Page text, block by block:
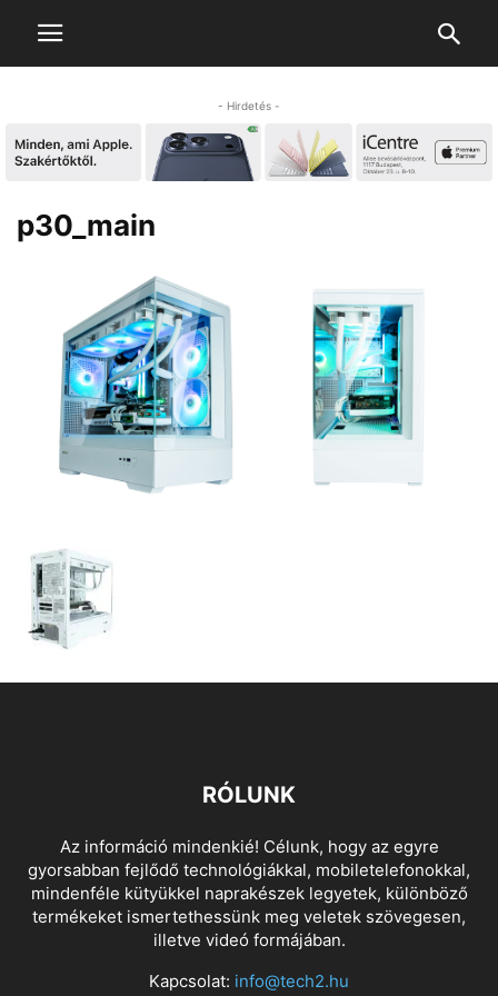
- Hirdetés -
p30_main
RÓLUNK
Az információ mindenkié! Célunk, hogy az egyre
gyorsabban fejlődő technológiákkal, mobiletelefonokkal,
mindenféle kütyükkel naprakészek legyetek, különböző
termékeket ismertethessünk meg veletek szövegesen,
illetve videó formájában.
Kapcsolat: info@tech2.hu